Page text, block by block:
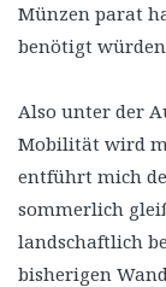
Münzen parat
benötigt
Also unter der
Mobilität wird
entführt mich
sommerlich
landschaftlich
bisherigen